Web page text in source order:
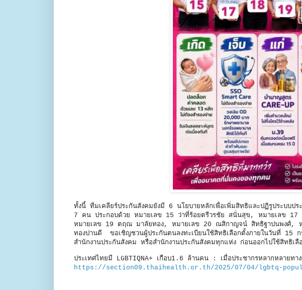
ทั้งนี้ ทีมเคลียร์ประกันสังคมยังมี 6 นโยบายหลักเพื่อเพิ่มสิทธิและปฏิรูประบบป
7 คน ประกอบด้วย หมายเลข 15 ว่าที่ร้อยตรีวรชัย สนั่นสุข, หมายเลข 17
หมายเลข 19 ตฤณ มาลัยทอง, หมายเลข 20 ณสิกาญจน์ สิทธิฐาปนพงศ์,
ทองปานดี ขอเชิญชวนผู้ประกันตนลงทะเบียนใช้สิทธิเลือกตั้งภายในวันที่ 15
สำนักงานประกันสังคม หรือสำนักงานประกันสังคมทุกแห่ง ก่อนออกไปใช้สิทธิ
ประเทศไทยมี LGBTIQNA+ เกือบ1.6 ล้านคน : เมื่อประชากรหลากหลายทา
https://section09.thaihealth.or.th/2025/07/04/lgbtq-